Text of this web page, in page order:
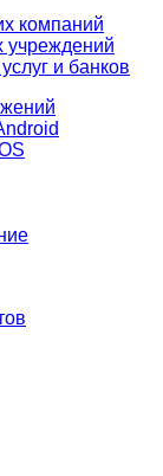
компаний
учреждений
и банков